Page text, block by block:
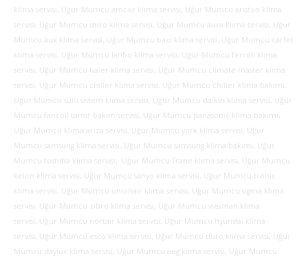
klima servisi, Uğur Mumcu amcor klima servisi, Uğur Mumcu ariston klima
servisi, Uğur Mumcu shiro klima servisi, Uğur Mumcu aura klima servisi, Uğur
Mumcu aux klima servisi, Uğur Mumcu baxi klima servisi, Uğur Mumcu cartel
klima servisi, Uğur Mumcu lanbo klima servisi, Uğur Mumcu ferroli klima
servisi, Uğur Mumcu haier klima servisi, Uğur Mumcu climate master klima
servisi, Uğur Mumcu chiller klima servisi, Uğur Mumcu chiller klima bakımı,
Uğur Mumcu sulu sistem klima servisi, Uğur Mumcu daikin klima servisi, Uğur
Mumcu fancoil tamir bakım servisi, Uğur Mumcu panasonic klima bakımı,
Uğur Mumcu klima arıza servisi, Uğur Mumcu york klima servisi, Uğur
Mumcu samsung klima servisi, Uğur Mumcu samsung klima bakımı, Uğur
Mumcu toshiba klima servisi, Uğur Mumcu Trane klima servisi, Uğur Mumcu
kelon klima servisi, Uğur Mumcu sanyo klima servisi, Uğur Mumcu tronic
klima servisi, Uğur Mumcu unionair klima servisi, Uğur Mumcu sigma klima
servisi, Uğur Mumcu zibro klima servisi, Uğur Mumcu viesman klima
servisi, Uğur Mumcu nortair klima servisi, Uğur Mumcu hyundai klima
servisi, Uğur Mumcu esco klima servisi, Uğur Mumcu duro klima servisi, Uğur
Mumcu daylux klima servisi, Uğur Mumcu aeg klima servisi, Uğur Mumcu